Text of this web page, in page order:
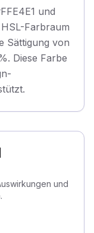
und
Farbraum
Sättigung von
Diese Farbe
und